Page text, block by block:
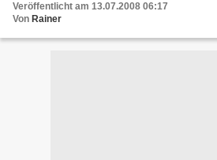
Veröffentlicht am 13.07.2008 06:17
Von Rainer